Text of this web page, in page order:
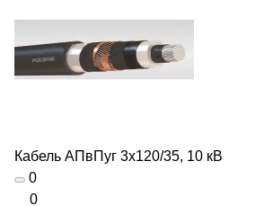
Кабель АПвПуг 3х120/35, 10 кВ
0
0